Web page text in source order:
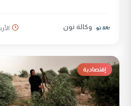
وكالة نون الأربعاء
إقتصادية